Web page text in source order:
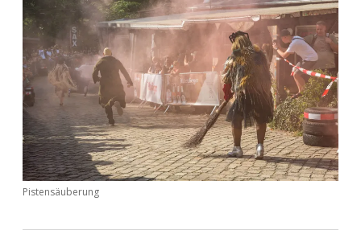
Pistensäuberung